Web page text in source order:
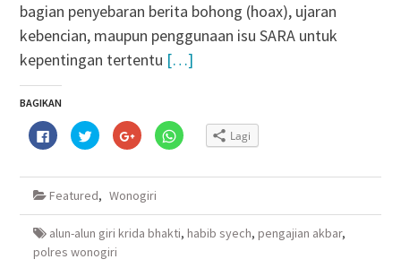
bagian penyebaran berita bohong (hoax), ujaran
kebencian, maupun penggunaan isu SARA untuk
kepentingan tertentu […]
BAGIKAN
Klik
untuk
membagikan
Facebook(Membuka
jendela
baru)
Klik
untuk
berbagi
Twitter(Membuka
jendela
baru)
Klik
untuk
berbagi
Google+
di
jendela
yang
baru)
Klik
untuk
WhatsApp(Membuka
baru)
Lagi
Featured, Wonogiri
alun-alun giri krida bhakti, habib syech, pengajian akbar,
polres wonogiri